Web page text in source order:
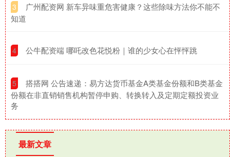
3
​广州配资网 新车异味重危害健康？这些除味方法你不能不
知道
4 ​公牛配资端 哪吒改色花悦粉｜谁的少女心在怦怦跳
5
​搭搭网 公告速递：易方达货币基金A类基金份额和B类基金
份额在非直销销售机构暂停申购、转换转入及定期定额投资业
务
最新文章